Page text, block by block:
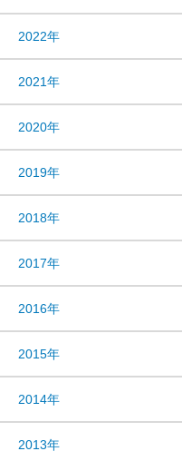
2022年
2021年
2020年
2019年
2018年
2017年
2016年
2015年
2014年
2013年